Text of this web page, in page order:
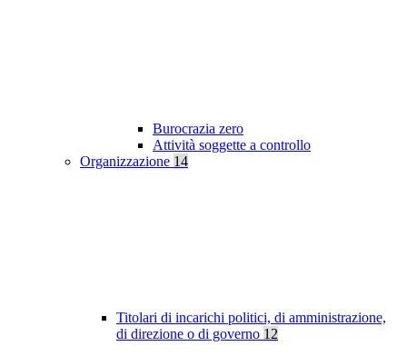
Burocrazia zero
Attività soggette a controllo
Organizzazione 14
Titolari di incarichi politici, di amministrazione,
di direzione o di governo 12